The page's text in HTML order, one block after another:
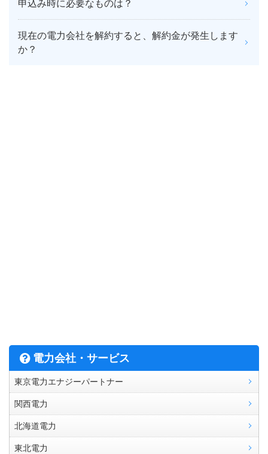
申込み時に必要なものは？
現在の電力会社を解約すると、解約金が発生します
か？
電力会社・サービス
東京電力エナジーパートナー
関西電力
北海道電力
東北電力